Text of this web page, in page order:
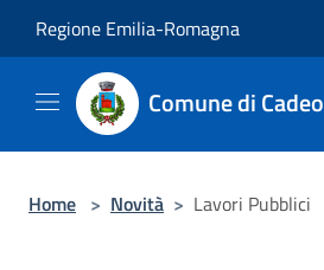
Regione Emilia-Romagna
Comune di Cadeo
Home > Novità > Lavori Pubblici